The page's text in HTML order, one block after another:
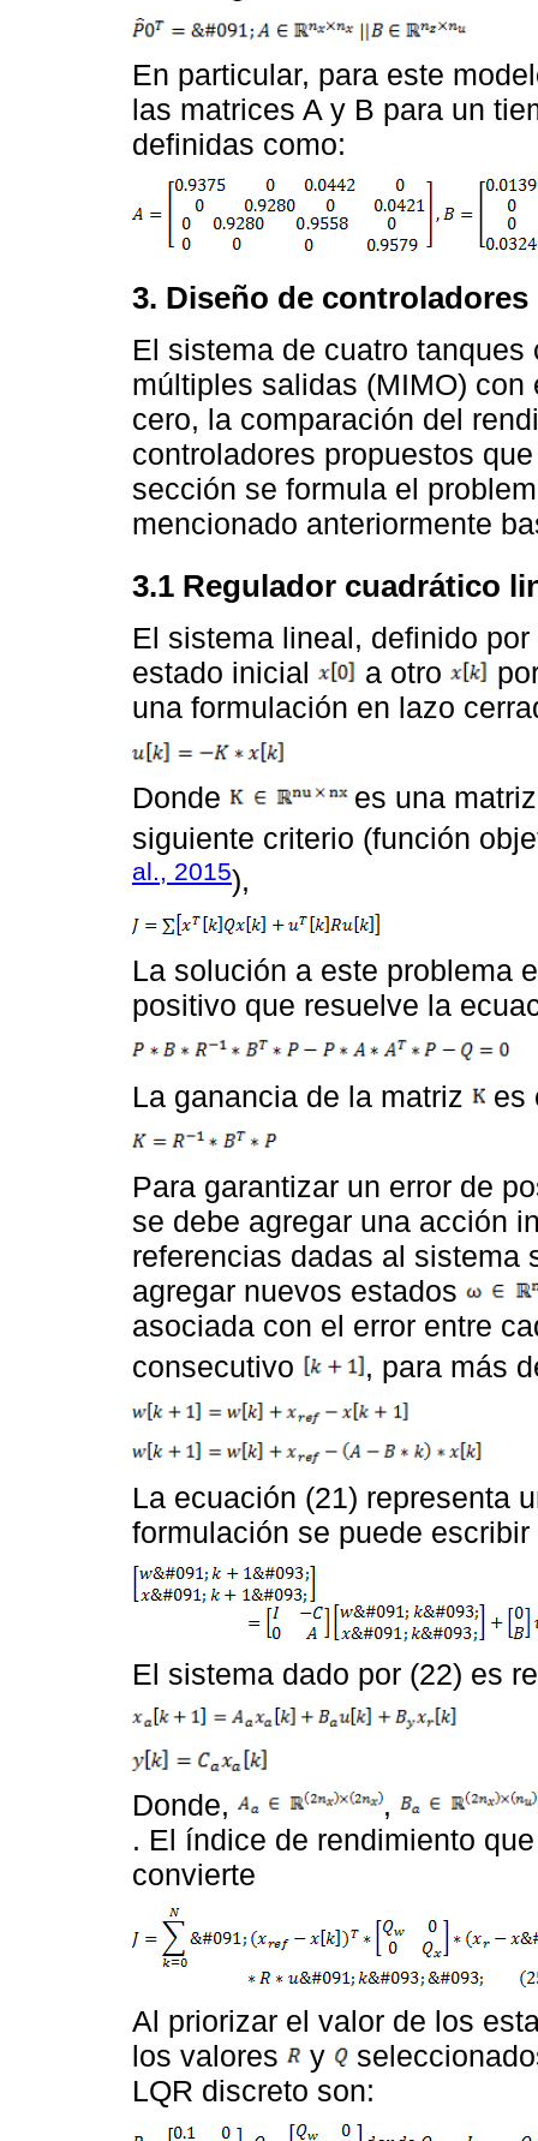
En particular, para este
las matrices A y B para un
definidas como:
3. Diseño de controladores
El sistema de cuatro
múltiples salidas (MIMO)
cero, la comparación del
controladores propuestos
sección se formula el
mencionado anteriormente
3.1 Regulador cuadrático
El sistema lineal, definido
estado inicial
a otro
una formulación en lazo
Donde
es una
siguiente criterio (función
al., 2015),
La solución a este problema
positivo que resuelve la
La ganancia de la matriz es
Para garantizar un error de
se debe agregar una acción
referencias dadas al sistema
agregar nuevos estados
asociada con el error entre
consecutivo
, para más
La ecuación (21) representa
formulación se puede escribir
El sistema dado por (22) es
Donde, ,
. El índice de rendimiento
convierte
Al priorizar el valor de los
los valores
y
LQR discreto son: